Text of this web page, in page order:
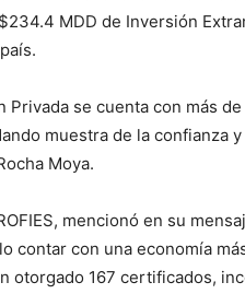
MDD de Inversión
Privada se cuenta con más
muestra de la confianza
Moya.
mencionó en su
contar con una economía
otorgado 167 certificados,